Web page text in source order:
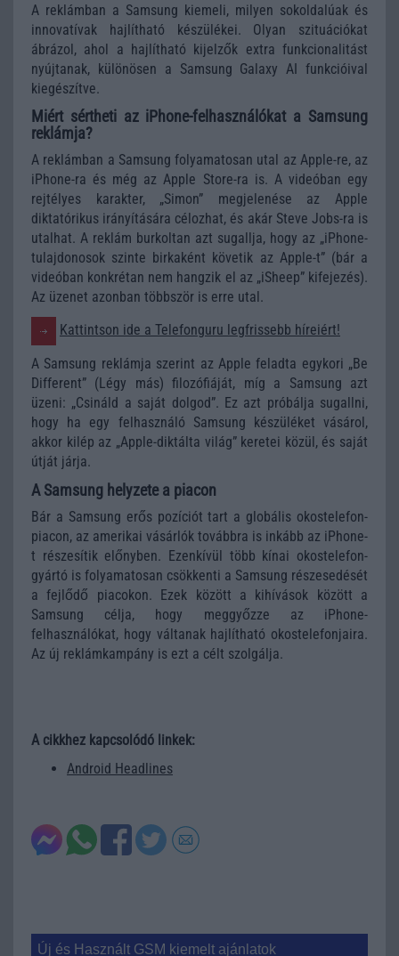
A reklámban a Samsung kiemeli, milyen sokoldalúak és
innovatívak hajlítható készülékei. Olyan szituációkat
ábrázol, ahol a hajlítható kijelzők extra funkcionalitást
nyújtanak, különösen a Samsung Galaxy AI funkcióival
kiegészítve.
Miért sértheti az iPhone-felhasználókat a Samsung
reklámja?
A reklámban a Samsung folyamatosan utal az Apple-re, az
iPhone-ra és még az Apple Store-ra is. A videóban egy
rejtélyes karakter, „Simon” megjelenése az Apple
diktatórikus irányítására célozhat, és akár Steve Jobs-ra is
utalhat. A reklám burkoltan azt sugallja, hogy az „iPhone-
tulajdonosok szinte birkaként követik az Apple-t” (bár a
videóban konkrétan nem hangzik el az „iSheep” kifejezés).
Az üzenet azonban többször is erre utal.
Kattintson ide a Telefonguru legfrissebb híreiért!
A Samsung reklámja szerint az Apple feladta egykori „Be
Different” (Légy más) filozófiáját, míg a Samsung azt
üzeni: „Csináld a saját dolgod”. Ez azt próbálja sugallni,
hogy ha egy felhasználó Samsung készüléket vásárol,
akkor kilép az „Apple-diktálta világ” keretei közül, és saját
útját járja.
A Samsung helyzete a piacon
Bár a Samsung erős pozíciót tart a globális okostelefon-
piacon, az amerikai vásárlók továbbra is inkább az iPhone-
t részesítik előnyben. Ezenkívül több kínai okostelefon-
gyártó is folyamatosan csökkenti a Samsung részesedését
a fejlődő piacokon. Ezek között a kihívások között a
Samsung célja, hogy meggyőzze az iPhone-
felhasználókat, hogy váltanak hajlítható okostelefonjaira.
Az új reklámkampány is ezt a célt szolgálja.
A cikkhez kapcsolódó linkek:
Android Headlines
Új és Használt GSM kiemelt ajánlatok